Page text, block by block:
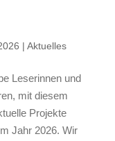
| Aktuelles
Leserinnen und
mit diesem
Projekte
Jahr 2026. Wir